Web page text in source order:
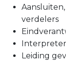
verdelers
Leiding